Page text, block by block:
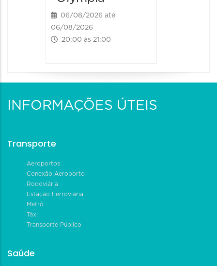
06/08/2026 até
06/08/2026
20:00 às 21:00
INFORMAÇÕES ÚTEIS
Transporte
Aeroportos
Conexão Aeroporto
Rodoviária
Estação Ferroviária
Metrô
Táxi
Transporte Público
Saúde